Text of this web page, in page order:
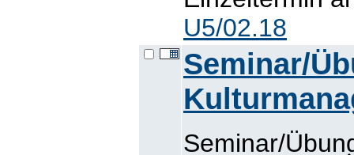
U5/02.18
Seminar/
Seminar/